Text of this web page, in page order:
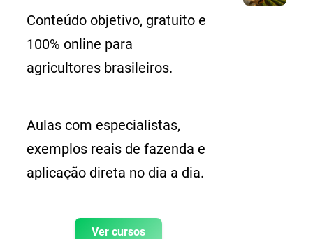
Conteúdo objetivo, gratuito e
100% online para
agricultores brasileiros.
Aulas com especialistas,
exemplos reais de fazenda e
aplicação direta no dia a dia.
Ver cursos